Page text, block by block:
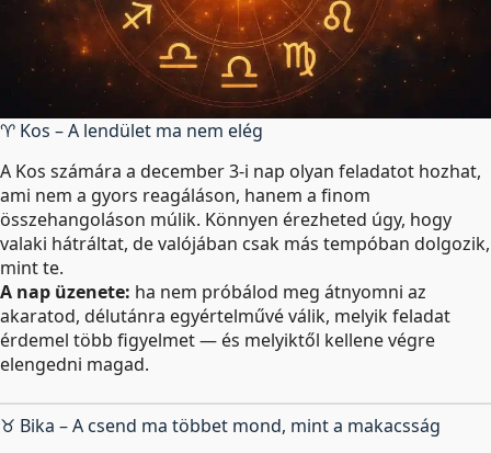
♈ Kos – A lendület ma nem elég
A Kos számára a december 3-i nap olyan feladatot hozhat,
ami nem a gyors reagáláson, hanem a finom
összehangoláson múlik. Könnyen érezheted úgy, hogy
valaki hátráltat, de valójában csak más tempóban dolgozik,
mint te.
A nap üzenete: ha nem próbálod meg átnyomni az
akaratod, délutánra egyértelművé válik, melyik feladat
érdemel több figyelmet — és melyiktől kellene végre
elengedni magad.
♉ Bika – A csend ma többet mond, mint a makacsság